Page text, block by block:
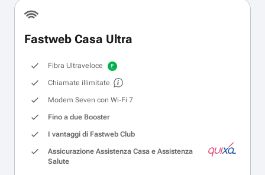
Fastweb Casa Ultra
Fibra Ultraveloce
Chiamate illimitate
Modem Seven con Wi‑Fi 7
Fino a due Booster
I vantaggi di Fastweb Club
Assicurazione Assistenza Casa e Assistenza
Salute